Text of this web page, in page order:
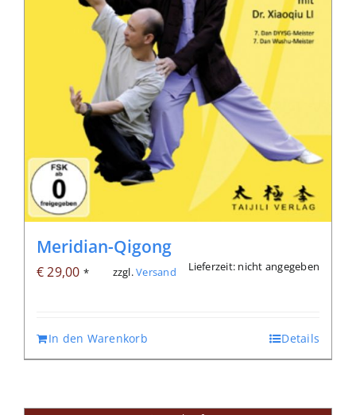
Meridian-Qigong
€29,00 * zzgl.Versand Lieferzeit: nicht angegeben
In den Warenkorb Details